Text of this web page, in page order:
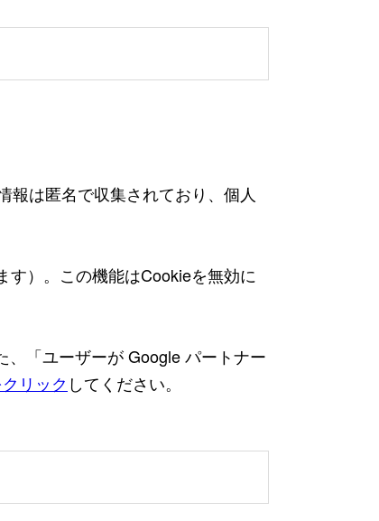
報は匿名で収集されており、個人
）。この機能はCookieを無効に
、「ユーザーが Google パートナー
リック してください。